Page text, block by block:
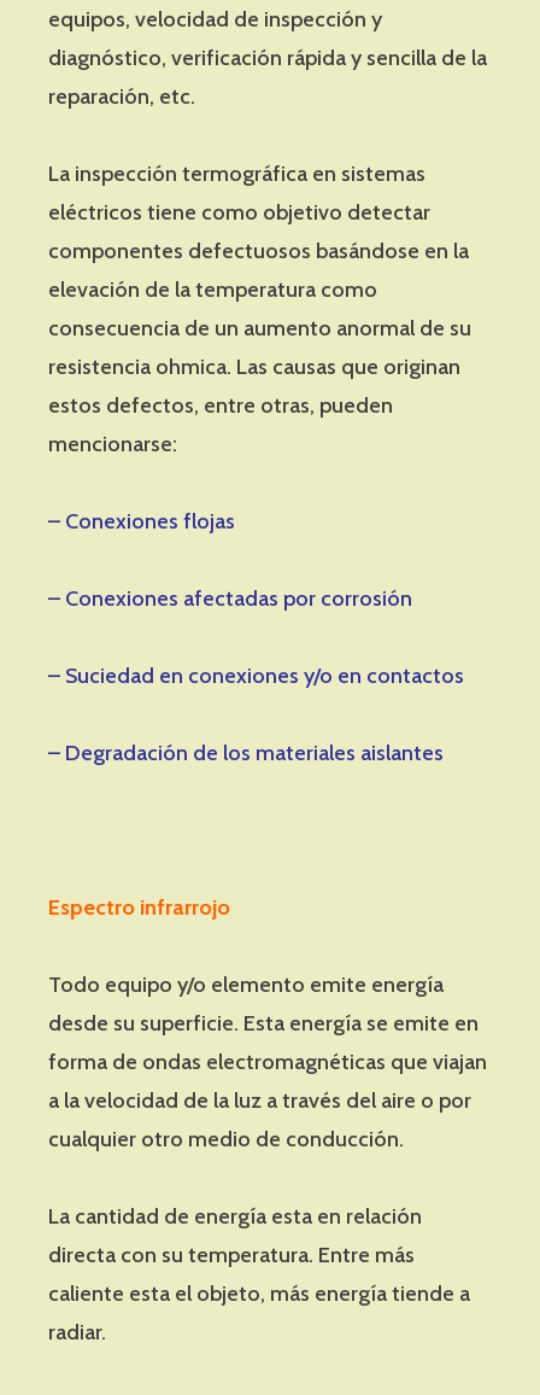
equipos, velocidad de inspección y
diagnóstico, verificación rápida y sencilla de la
reparación, etc.
La inspección termográfica en sistemas
eléctricos tiene como objetivo detectar
componentes defectuosos basándose en la
elevación de la temperatura como
consecuencia de un aumento anormal de su
resistencia ohmica. Las causas que originan
estos defectos, entre otras, pueden
mencionarse:
– Conexiones flojas
– Conexiones afectadas por corrosión
– Suciedad en conexiones y/o en contactos
– Degradación de los materiales aislantes
Espectro infrarrojo
Todo equipo y/o elemento emite energía
desde su superficie. Esta energía se emite en
forma de ondas electromagnéticas que viajan
a la velocidad de la luz a través del aire o por
cualquier otro medio de conducción.
La cantidad de energía esta en relación
directa con su temperatura. Entre más
caliente esta el objeto, más energía tiende a
radiar.